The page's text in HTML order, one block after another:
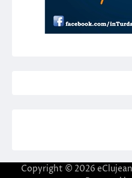
Copyright © 2026